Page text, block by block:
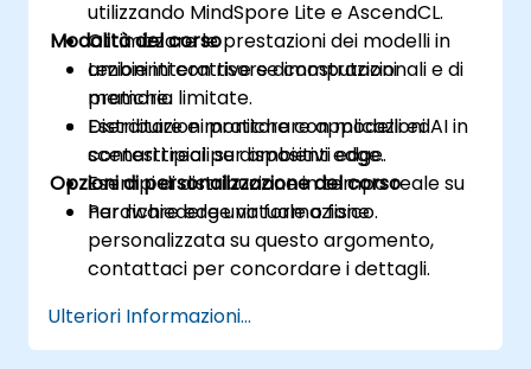
utilizzando MindSpore Lite e AscendCL.
Ottimizzare le prestazioni dei modelli in
ambienti con risorse computazionali e di
memoria limitate.
Distribuire e monitorare applicazioni AI in
contesti reali su dispositivi edge.
Modalità del corso
Lezioni interattive e dimostrazioni
pratiche.
Esercitazioni pratiche con modelli ed
scenari tipici per ambienti edge.
Esempi di distribuzione in tempo reale su
hardware edge virtuale o fisico.
Opzioni di personalizzazione del corso
Per richiedere una formazione
personalizzata su questo argomento,
contattaci per concordare i dettagli.
Ulteriori Informazioni...